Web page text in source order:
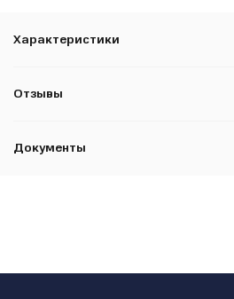
Характеристики
Отзывы
Документы